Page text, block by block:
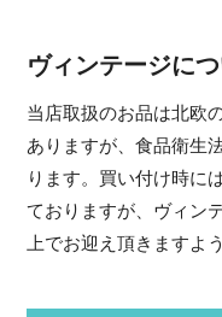
ヴィンテージに
当店取扱のお品は北欧
ありますが、食品衛生
ります。買い付け時に
ておりますが、ヴィン
上でお迎え頂きますよ